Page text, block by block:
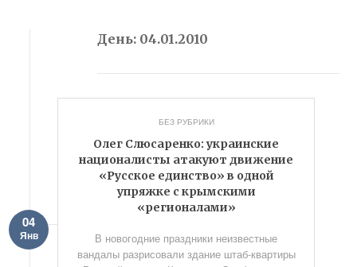
День: 04.01.2010
БЕЗ РУБРИКИ
Олег Слюсаренко: украинские
националисты атакуют движение
«Русское единство» в одной
упряжке с крымскими
«регионалами»
04
Янв
В новогодние праздники неизвестные
вандалы разрисовали здание штаб-квартиры